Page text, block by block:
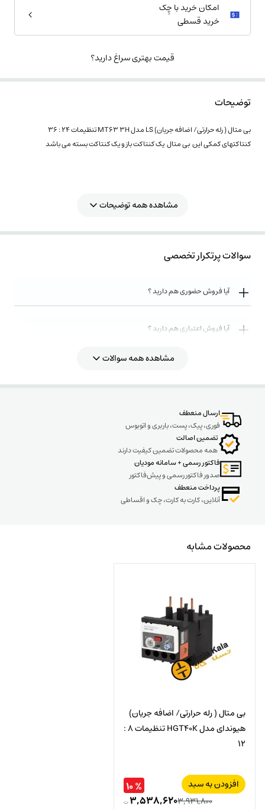
امکان خرید با چِک
خرید قسطی
قیمت بهتری سراغ دارید؟
توضیحات
بی متال ( رله حرارتی/ اضافه جریان) LS مدل MT63 3H تنظیمات 24 : 36
کنتاکتهای کمکی این بی متال یک کنتاکت باز و یک کنتاکت بسته می باشد
مشاهده همه توضیحات
سوالات پرتکرار تخصصی
آیا فروش حضوری هم دارید ؟
آیا فروش اعتباری هم دارید ؟
روش های ارسال کالا به چه صورت میباشد ؟
مشاهده همه سوالات
ارسال منعطف
فوری، پیک، پست، باربری و اتوبوس
تضمین اصالت
همه محصولات تضمین کیفیت دارند
فاکتور رسمی + سامانه مودیان
صدور فاکتور رسمی و پیش‌فاکتور
پرداخت منعطف
آنلاین، کارت به کارت، چک و اقساطی
محصولات مشابه
بی متال ( رله حرارتی/ اضافه جریان)
هیوندای مدل HGT40K تنظیمات 8 :
12
افزودن به سبد
۳,۹۳۱,۸۰۰۳,۵۳۸,۶۲۰ت
% ۱۰